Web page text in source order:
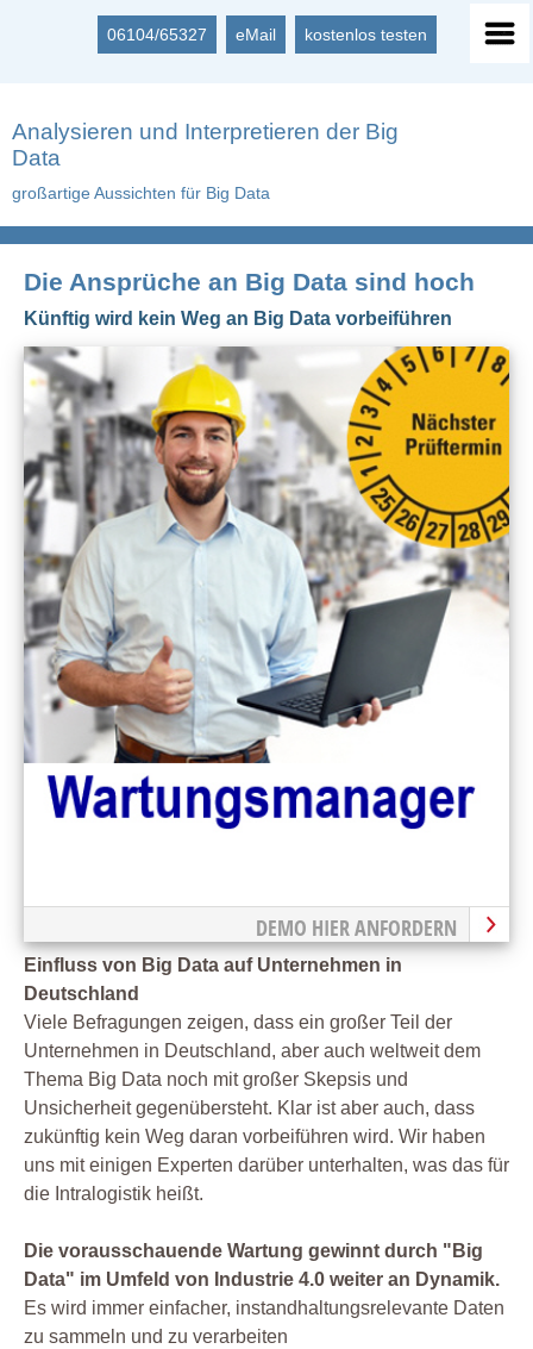
06104/65327 eMail kostenlos testen
Analysieren und Interpretieren der Big
Data
großartige Aussichten für Big Data
Die Ansprüche an Big Data sind hoch
Künftig wird kein Weg an Big Data vorbeiführen
DEMO HIER ANFORDERN
Einfluss von Big Data auf Unternehmen in
Deutschland
Viele Befragungen zeigen, dass ein großer Teil der
Unternehmen in Deutschland, aber auch weltweit dem
Thema Big Data noch mit großer Skepsis und
Unsicherheit gegenübersteht. Klar ist aber auch, dass
zukünftig kein Weg daran vorbeiführen wird. Wir haben
uns mit einigen Experten darüber unterhalten, was das für
die Intralogistik heißt.
Die vorausschauende Wartung gewinnt durch "Big
Data" im Umfeld von Industrie 4.0 weiter an Dynamik.
Es wird immer einfacher, instandhaltungsrelevante Daten
zu sammeln und zu verarbeiten